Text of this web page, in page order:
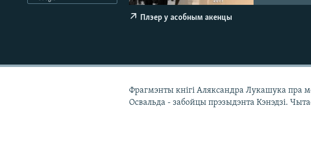
Плэер у асобным акенцы
Фрагмэнты кнігі Аляксандра Лукашука пра
Освальда - забойцы прэзыдэнта Кэнэдзі.